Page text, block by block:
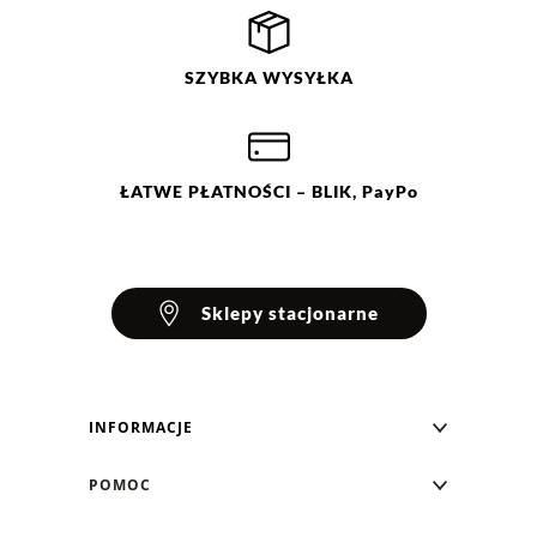
SZYBKA WYSYŁKA
ŁATWE PŁATNOŚCI – BLIK, PayPo
Sklepy stacjonarne
INFORMACJE
POMOC